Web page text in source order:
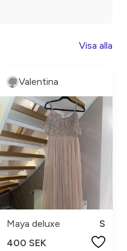
Visa alla
Valentina
Maya deluxe
S
400 SEK